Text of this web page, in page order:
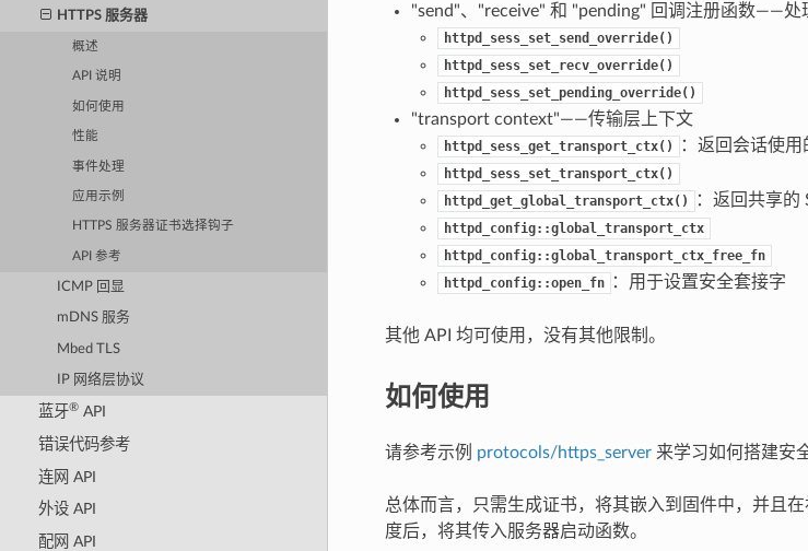
HTTPS 服务器
概述
API 说明
如何使用
性能
事件处理
应用示例
HTTPS 服务器证书选择钩子
API 参考
ICMP 回显
mDNS 服务
Mbed TLS
IP 网络层协议
蓝牙®API
错误代码参考
连网 API
外设 API
配网 API
"send"、"receive" 和 "pending" 回调注册函数——处
httpd_sess_set_send_override()
httpd_sess_set_recv_override()
httpd_sess_set_pending_override()
"transport context"——传输层上下文
httpd_sess_get_transport_ctx() ：返回会话使用
httpd_sess_set_transport_ctx()
httpd_get_global_transport_ctx()
：返回共享的
httpd_config::global_transport_ctx
httpd_config::global_transport_ctx_free_fn
httpd_config::open_fn
：用于设置安全套接字
其他 API 均可使用，没有其他限制。
如何使用
请参考示例 protocols/https_server来学习如何搭建安
总体而言，只需生成证书，将其嵌入到固件中，并且
度后，将其传入服务器启动函数。